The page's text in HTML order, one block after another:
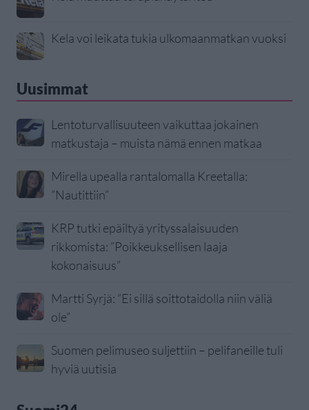
Kela voi leikata tukia ulkomaanmatkan vuoksi
Uusimmat
Lentoturvallisuuteen vaikuttaa jokainen
matkustaja – muista nämä ennen matkaa
Mirella upealla rantalomalla Kreetalla:
”Nautittiin”
KRP tutki epäiltyä yrityssalaisuuden
rikkomista: ”Poikkeuksellisen laaja
kokonaisuus”
Martti Syrjä: ”Ei sillä soittotaidolla niin väliä
ole”
Suomen pelimuseo suljettiin – pelifaneille tuli
hyviä uutisia